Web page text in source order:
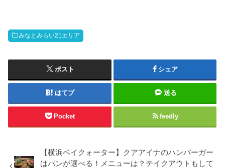
みなとみらい21エリア
ポスト シェア
はてブ 送る
Pocket feedly
【横浜ベイクォーター】クアアイナのハンバーガー
はパンが選べる！メニューは？テイクアウトもして